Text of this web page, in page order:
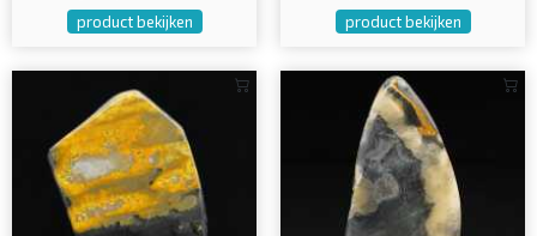
product bekijken product bekijken